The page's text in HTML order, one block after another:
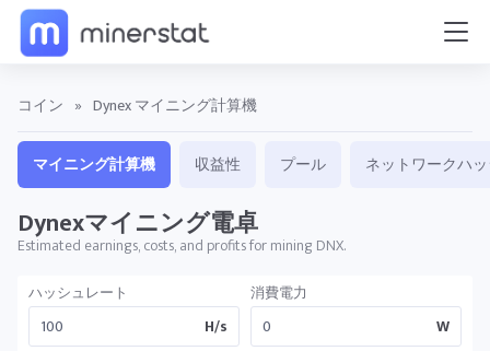
コイン » Dynex マイニング計算機
マイニング計算機 収益性 プール ネットワークハ
Dynexマイニング電卓
Estimated earnings, costs, and profits for mining DNX.
ハッシュレート
H/s
消費電力
W